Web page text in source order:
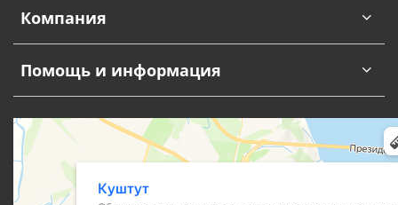
Компания
Помощь и информация